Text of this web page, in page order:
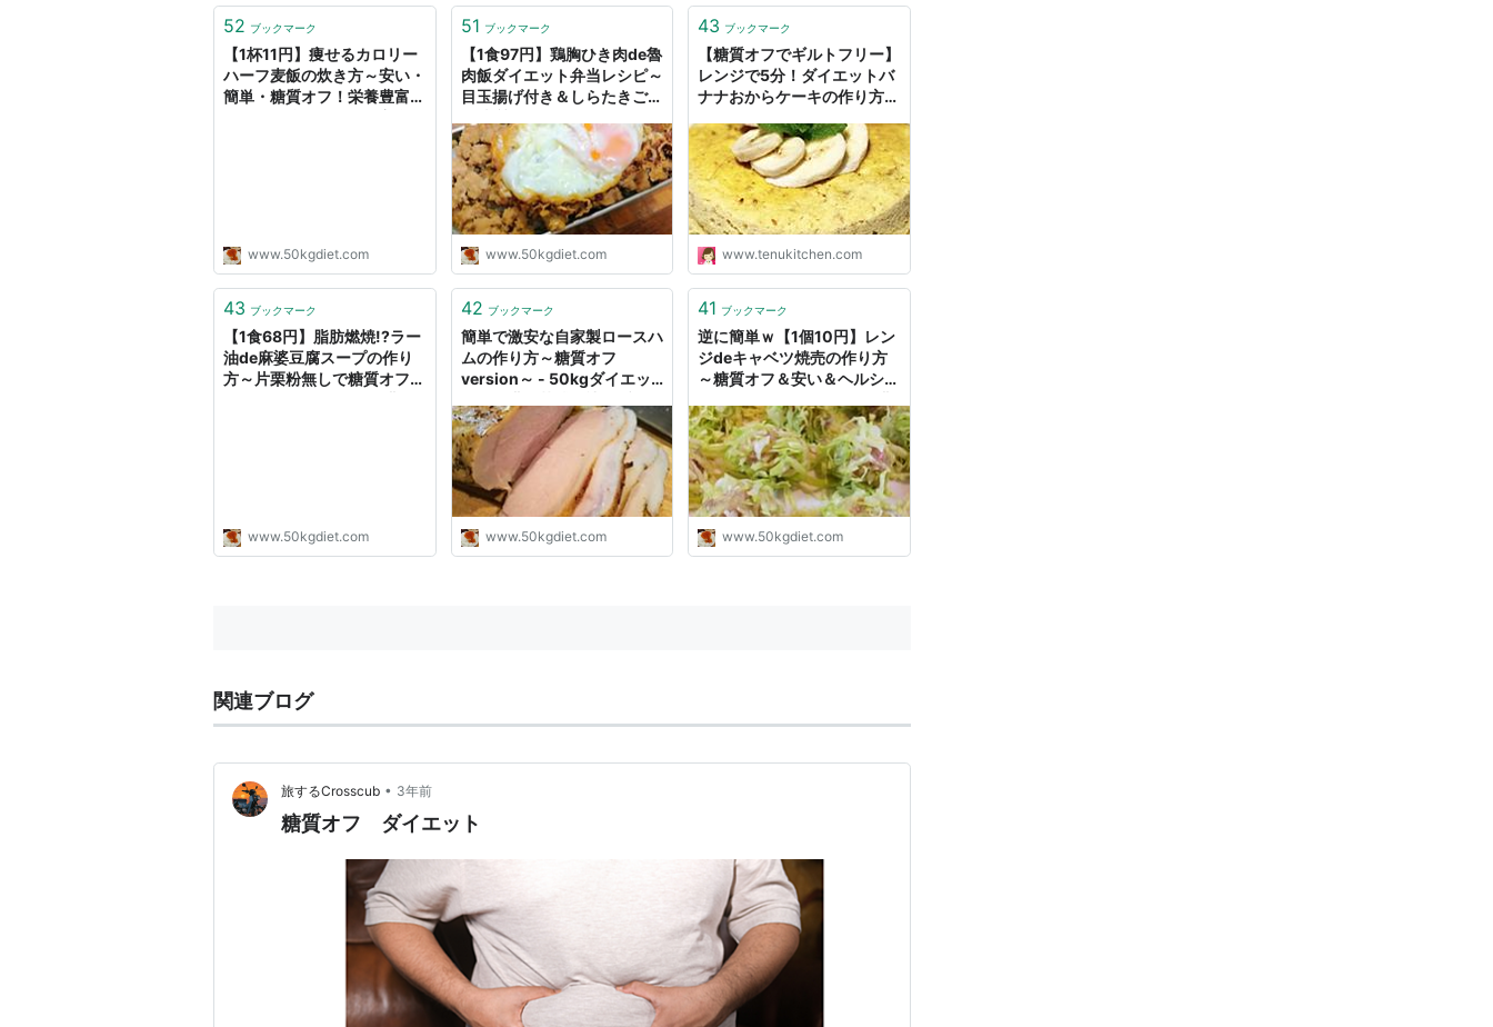
52 ブックマーク
【1杯11円】痩せるカロリー
ハーフ麦飯の炊き方～安い・
簡単・糖質オフ！栄養豊富な
www.50kgdiet.com
51 ブックマーク
【1食97円】鶏胸ひき肉de魯
肉飯ダイエット弁当レシピ～
目玉揚げ付き＆しらたきご飯
ットした港区芝浦IT社長ブロ
グ
www.50kgdiet.com
43 ブックマーク
【糖質オフでギルトフリー】
レンジで5分！ダイエットバ
ナナおからケーキの作り方！
www.tenukitchen.com
43 ブックマーク
【1食68円】脂肪燃焼!?ラー
油de麻婆豆腐スープの作り
方～片栗粉無しで糖質オフ～
www.50kgdiet.com
42 ブックマーク
簡単で激安な自家製ロースハ
ムの作り方～糖質オフ
version～ - 50kgダイエッ
www.50kgdiet.com
41 ブックマーク
逆に簡単ｗ【1個10円】レン
ジdeキャベツ焼売の作り方
～糖質オフ＆安い＆ヘルシー
区芝浦IT社長ブログ
www.50kgdiet.com
関連ブログ
旅するCrosscub • 3年前
糖質オフ ダイエット